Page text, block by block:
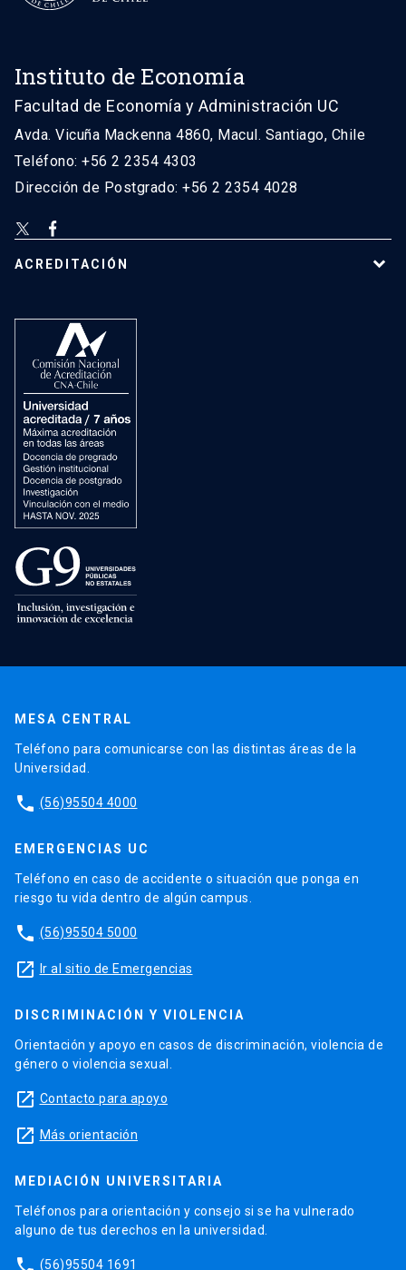
Instituto de Economía
Facultad de Economía y Administración UC
Avda. Vicuña Mackenna 4860, Macul. Santiago, Chile
Teléfono: +56 2 2354 4303
Dirección de Postgrado: +56 2 2354 4028
ACREDITACIÓN
MESA CENTRAL
Teléfono para comunicarse con las distintas áreas de la
Universidad.
phone (56)95504 4000
EMERGENCIAS UC
Teléfono en caso de accidente o situación que ponga en
riesgo tu vida dentro de algún campus.
phone (56)95504 5000
launch Ir al sitio de Emergencias
DISCRIMINACIÓN Y VIOLENCIA
Orientación y apoyo en casos de discriminación, violencia de
género o violencia sexual.
launch Contacto para apoyo
launch Más orientación
MEDIACIÓN UNIVERSITARIA
Teléfonos para orientación y consejo si se ha vulnerado
alguno de tus derechos en la universidad.
(56)95504 1691